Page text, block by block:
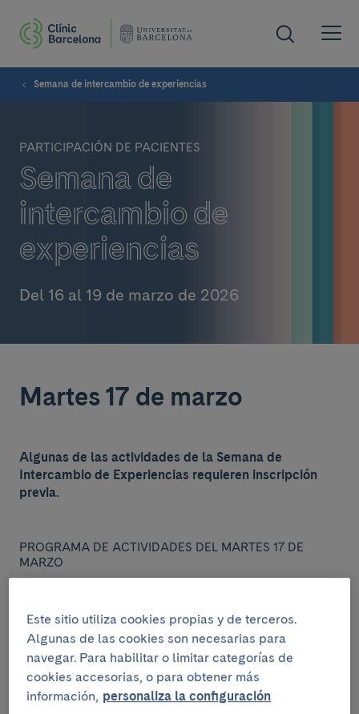
Semana de intercambio de experiencias
PARTICIPACIÓN DE PACIENTES
Semana de
intercambio de
experiencias
Del 16 al 19 de marzo de 2026
Martes 17 de marzo
Algunas de las actividades de la Semana de
Intercambio de Experiencias requieren inscripción
previa.
PROGRAMA DE ACTIVIDADES DEL MARTES 17 DE
MARZO
Este sitio utiliza cookies propias y de terceros.
Algunas de las cookies son necesarias para
navegar. Para habilitar o limitar categorías de
cookies accesorias, o para obtener más
información, personaliza la configuración